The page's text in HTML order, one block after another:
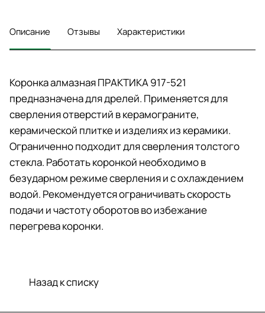
Описание Отзывы Характеристики
Коронка алмазная ПРАКТИКА 917-521
предназначена для дрелей. Применяется для
сверления отверстий в керамограните,
керамической плитке и изделиях из керамики.
Ограниченно подходит для сверления толстого
стекла. Работать коронкой необходимо в
безударном режиме сверления и с охлаждением
водой. Рекомендуется ограничивать скорость
подачи и частоту оборотов во избежание
перегрева коронки.
Назад к списку